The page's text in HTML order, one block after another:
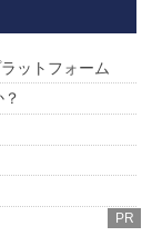
ットフォーム
PR